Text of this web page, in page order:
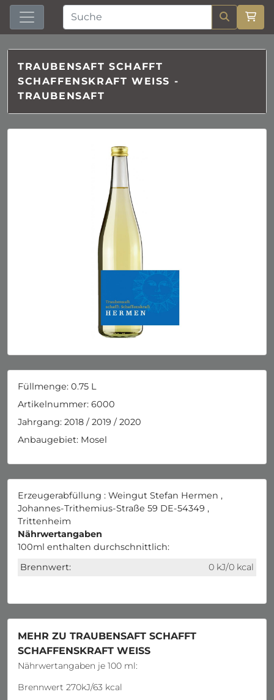
TRAUBENSAFT SCHAFFT
SCHAFFENSKRAFT WEISS -
TRAUBENSAFT
Füllmenge: 0.75 L
Artikelnummer: 6000
Jahrgang: 2018 / 2019 / 2020
Anbaugebiet: Mosel
Erzeugerabfüllung : Weingut Stefan Hermen ,
Johannes-Trithemius-Straße 59 DE-54349 ,
Trittenheim
Nährwertangaben
100ml enthalten durchschnittlich:
Brennwert:
0 kJ/0 kcal
MEHR ZU TRAUBENSAFT SCHAFFT
SCHAFFENSKRAFT WEISS
Nährwertangaben je 100 ml:
Brennwert 270kJ/63 kcal